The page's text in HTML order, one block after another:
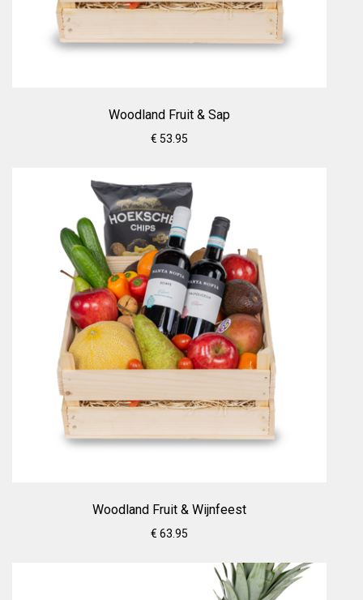
Woodland Fruit & Sap
€ 53.95
Woodland Fruit & Wijnfeest
€ 63.95